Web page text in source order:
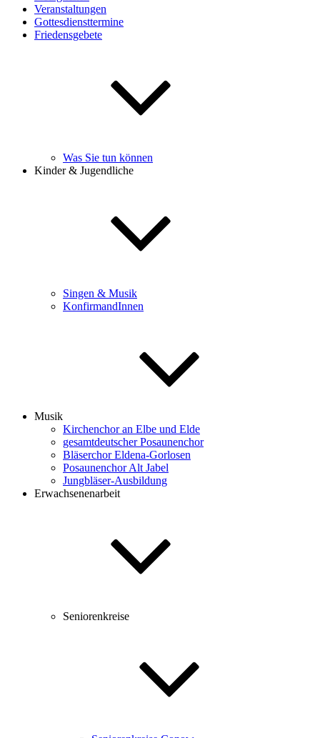
Veranstaltungen
Gottesdiensttermine
Friedensgebete
Was Sie tun können
Kinder & Jugendliche
Singen & Musik
KonfirmandInnen
Musik
Kirchenchor an Elbe und Elde
gesamtdeutscher Posaunenchor
Bläserchor Eldena-Gorlosen
Posaunenchor Alt Jabel
Jungbläser-Ausbildung
Erwachsenenarbeit
Seniorenkreise